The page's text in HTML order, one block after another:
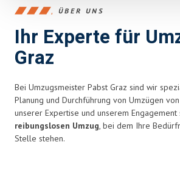
ÜBER UNS
Ihr Experte für
Graz
Bei Umzugsmeister Pabst Graz sind wir
Planung und Durchführung von Umzügen
unserer Expertise und unserem
reibungslosen Umzug, bei dem Ihre
Stelle stehen.